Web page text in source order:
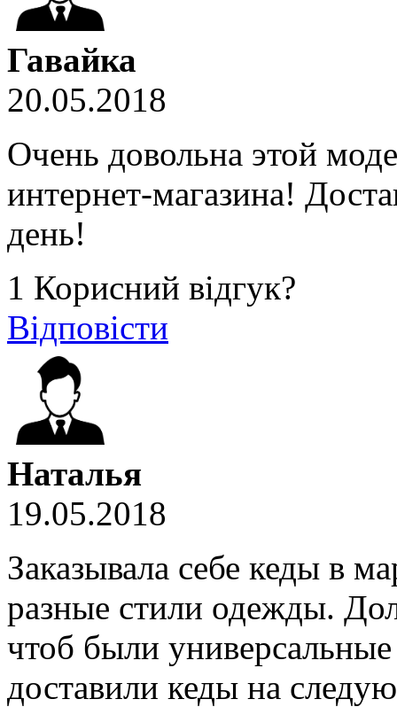
Гавайка
20.05.2018
Очень довольна этой
интернет-магазина!
день!
1 Корисний відгук?
Відповісти
Наталья
19.05.2018
Заказывала себе кеды в
разные стили одежды.
чтоб были
доставили кеды на